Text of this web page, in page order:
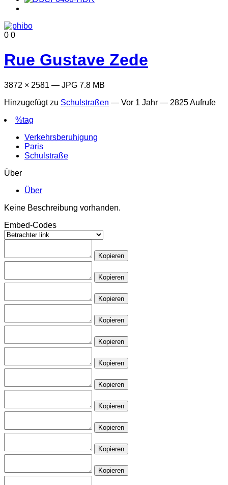
0 0
Rue Gustave Zede
3872 × 2581 — JPG 7.8 MB
Hinzugefügt zu Schulstraßen — Vor 1 Jahr — 2825 Aufrufe
%tag
Verkehrsberuhigung
Paris
Schulstraße
Über
Über
Keine Beschreibung vorhanden.
Embed-Codes
Kopieren
Kopieren
Kopieren
Kopieren
Kopieren
Kopieren
Kopieren
Kopieren
Kopieren
Kopieren
Kopieren